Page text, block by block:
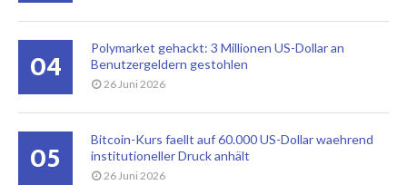
04
Polymarket gehackt: 3 Millionen US-Dollar an
Benutzergeldern gestohlen
26 Juni 2026
05
Bitcoin-Kurs faellt auf 60.000 US-Dollar waehrend
institutioneller Druck anhält
26 Juni 2026